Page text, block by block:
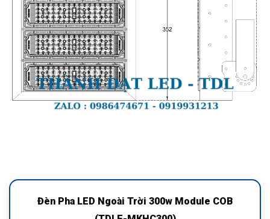
Đèn Pha LED Ngoài Trời 300w Module COB